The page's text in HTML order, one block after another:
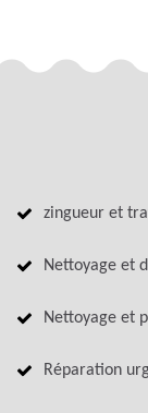
zingueur et
Nettoyage et
Nettoyage et
Réparation